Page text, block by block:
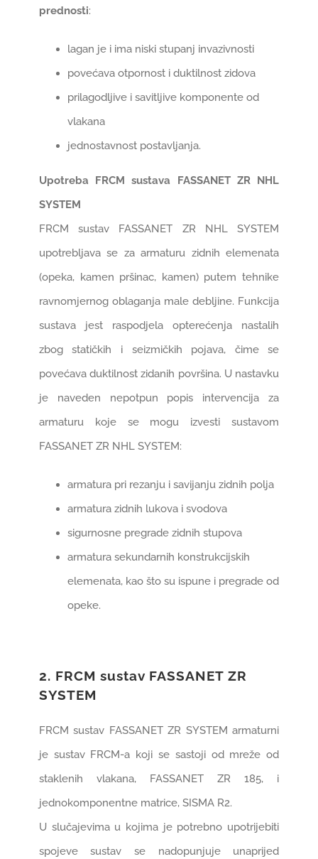
prednosti:
lagan je i ima niski stupanj invazivnosti
povećava otpornost i duktilnost zidova
prilagodljive i savitljive komponente od
vlakana
jednostavnost postavljanja.
Upotreba FRCM sustava FASSANET ZR NHL
SYSTEM
FRCM sustav FASSANET ZR NHL SYSTEM
upotrebljava se za armaturu zidnih elemenata
(opeka, kamen pršinac, kamen) putem tehnike
ravnomjernog oblaganja male debljine. Funkcija
sustava jest raspodjela opterećenja nastalih
zbog statičkih i seizmičkih pojava, čime se
povećava duktilnost zidanih površina. U nastavku
je naveden nepotpun popis intervencija za
armaturu koje se mogu izvesti sustavom
FASSANET ZR NHL SYSTEM:
armatura pri rezanju i savijanju zidnih polja
armatura zidnih lukova i svodova
sigurnosne pregrade zidnih stupova
armatura sekundarnih konstrukcijskih
elemenata, kao što su ispune i pregrade od
opeke.
2. FRCM sustav FASSANET ZR
SYSTEM
FRCM sustav FASSANET ZR SYSTEM armaturni
je sustav FRCM-a koji se sastoji od mreže od
staklenih vlakana, FASSANET ZR 185, i
jednokomponentne matrice, SISMA R2.
U slučajevima u kojima je potrebno upotrijebiti
spojeve sustav se nadopunjuje unaprijed